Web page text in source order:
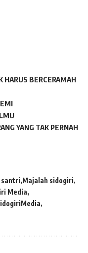
BERCERAMAH
YANG TAK PERNAH
santri Majalah sidogiri
Media